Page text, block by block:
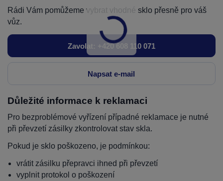
Rádi Vám pomůžeme vybrat vhodné sklo přesně pro váš
vůz.
Zavolat: +420 608 110 071
Napsat e-mail
Důležité informace k reklamaci
Pro bezproblémové vyřízení případné reklamace je nutné
při převzetí zásilky zkontrolovat stav skla.
Pokud je sklo poškozeno, je podmínkou:
vrátit zásilku přepravci ihned při převzetí
vyplnit protokol o poškození